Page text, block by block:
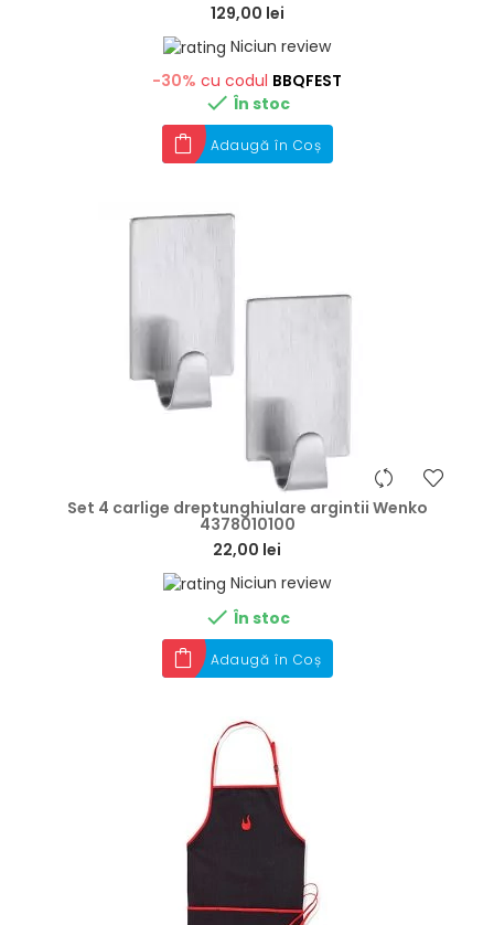
129,00 lei
Niciun review
-30% cu codul BBQFEST
 În stoc
Adaugă în Coș
Set 4 carlige dreptunghiulare argintii Wenko
4378010100
22,00 lei
Niciun review
 În stoc
Adaugă în Coș